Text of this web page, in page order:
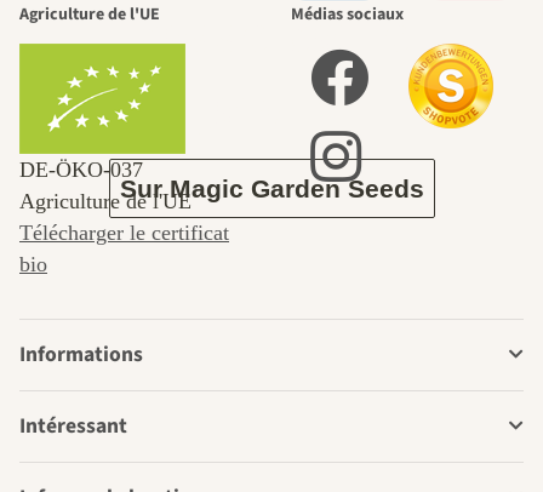
passe par le
jardin.
Sur Magic Garden Seeds
Agriculture de l'UE
DE‑ÖKO‑037
Agriculture de l'UE
Télécharger le certificat
bio
Médias sociaux
Informations
Intéressant